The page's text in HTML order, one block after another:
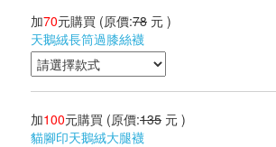
加70元購買 (原價:78 元 )
天鵝絨長筒過膝絲襪
加100元購買 (原價:135 元 )
貓腳印天鵝絨大腿襪